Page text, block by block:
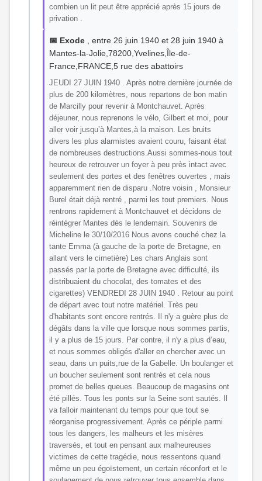
combien un lit peut être apprécié après 15 jours de
privation .
📅 Exode , entre 26 juin 1940 et 28 juin 1940 à
Mantes-la-Jolie,78200,Yvelines,Île-de-
France,FRANCE,5 rue des abattoirs
JEUDI 27 JUIN 1940 . Après notre dernière journée de
plus de 200 kilomètres, nous repartons de bon matin
de Marcilly pour revenir à Montchauvet. Après
déjeuner, nous reprenons le vélo, Gilbert et moi, pour
aller voir jusqu’à Mantes,à la maison. Les bruits
divers les plus alarmistes avaient couru, faisant état
de nombreuses destructions.Aussi sommes-nous tout
heureux de retrouver un foyer à peu près intact avec
seulement des portes et des fenêtres ouvertes , mais
apparemment rien de disparu .Notre voisin , Monsieur
Burel était déjà rentré , parmi les tout premiers. Nous
rentrons rapidement à Montchauvet et décidons de
réintégrer Mantes dès le lendemain. Souvenirs de
Micheline le 30/10/2016 Nous avons couché chez la
tante Emma (à gauche de la porte de Bretagne, en
allant vers le cimetière) Les chars Anglais sont
passés par la porte de Bretagne avec difficulté, ils
distribuaient du chocolat, des tomates et des
cigarettes) VENDREDI 28 JUIN 1940 . Retour au point
de départ avec tout notre matériel. Très peu
d'habitants sont encore rentrés. Il n'y a guère plus de
dégâts dans la ville que lorsque nous sommes partis,
il y a plus de 15 jours. Par contre, il n'y a plus d’eau,
et nous sommes obligés d'aller en chercher avec un
seau, dans un puits,rue de la Gabelle. Un boulanger et
un boucher seulement sont rentrés et cela nous
promet de belles queues. Beaucoup de magasins ont
été pillés. Tous les ponts sur la Seine sont sautés. Il
va falloir maintenant du temps pour que tout se
réorganise progressivement. Après ce périple parmi
tous les dangers, les malheurs et les misères
traversés, et tout en pensant aux malheureuses
victimes de cette tragédie, nous ressentons quand
même un peu égoïstement, un certain réconfort et le